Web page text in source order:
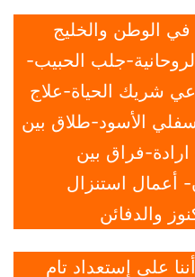
في الوطن والخليج
جلب الحبيب-
شريك الحياة-علاج
الأسود-طلاق بين
فراق بين
أعمال استنزال
والدفائن
على إستعداد تام